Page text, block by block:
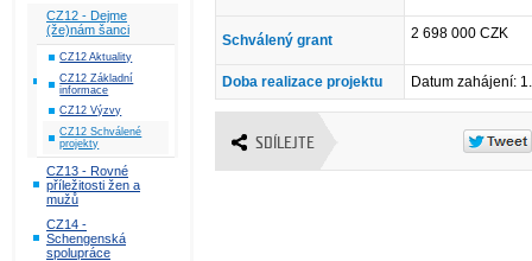
CZ12 - Dejme
(že)nám šanci
CZ12 Aktuality
CZ12 Základní
informace
CZ12 Výzvy
CZ12 Schválené
projekty
CZ13 - Rovné
příležitosti žen a
mužů
CZ14 -
Schengenská
spolupráce
Schválený grant 2 698 000 CZK
Doba realizace projektu Datum zahájení:
SDÍLEJTE